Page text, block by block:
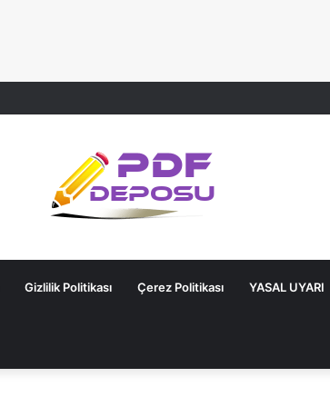
Gizlilik Politikası Çerez Politikası YASAL UYARI